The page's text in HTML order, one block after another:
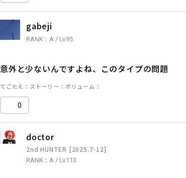
gabeji
RANK：A / Lv.95
意外と少ないんですよね、このタイプの問題
てごたえ ストーリー ボリューム
0
doctor
2nd HUNTER [2025.7-12]
RANK：A / Lv.113